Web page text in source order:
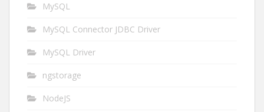
MySQL
MySQL Connector JDBC Driver
MySQL Driver
ngstorage
NodeJS